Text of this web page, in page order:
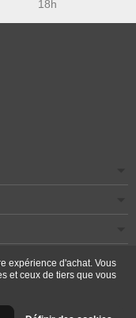
18h
- Ecommerce
expérience d'achat. Vous
et ceux de tiers que vous